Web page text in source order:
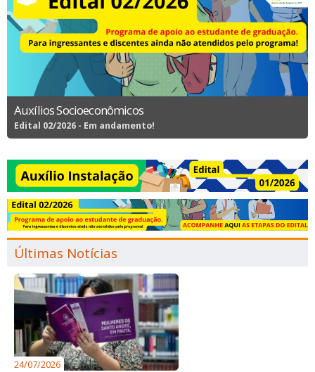
Auxílios Socioeconômicos
Edital 02/2026 - Em andamento!
Últimas Notícias
24/07/2026